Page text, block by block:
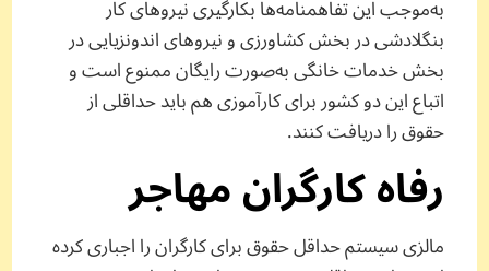
به‌موجب این تفاهمنامه‌ها بکارگیری نیروهای کار
بنگلادشی در بخش کشاورزی و نیروهای اندونزیایی در
بخش خدمات خانگی به‌صورت رایگان ممنوع است و
اتباع این دو کشور برای کارآموزی هم باید حداقلی از
حقوق را دریافت کنند.
رفاه کارگران مهاجر
مالزی سیستم حداقل حقوق برای کارگران را اجباری کرده